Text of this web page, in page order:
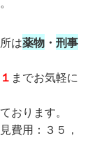
は薬物 ・刑事
までお気軽に
おります。
費用：３５，